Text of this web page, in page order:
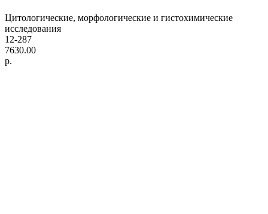
Цитологические, морфологические и гистохимические
исследования
12-287
7630.00
р.